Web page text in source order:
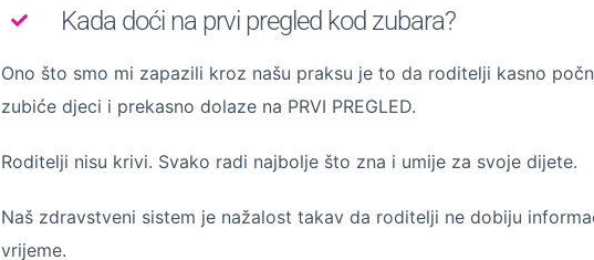
Kada doći na prvi pregled kod zubara?
Ono što smo mi zapazili kroz našu praksu je to da roditelji kasno
zubiće djeci i prekasno dolaze na PRVI PREGLED.
Roditelji nisu krivi. Svako radi najbolje što zna i umije za svoje dijete.
Naš zdravstveni sistem je nažalost takav da roditelji ne dobiju
vrijeme.